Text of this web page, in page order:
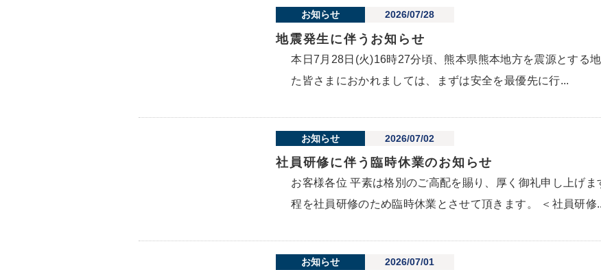
お知らせ 2026/07/28
地震発生に伴うお知らせ
本日7月28日(火)16時27分頃、熊本県熊本地方を震源とする
た皆さまにおかれましては、まずは安全を最優先に行...
お知らせ 2026/07/02
社員研修に伴う臨時休業のお知らせ
お客様各位 平素は格別のご高配を賜り、厚く御礼申し上げ
程を社員研修のため臨時休業とさせて頂きます。 ＜社員研修
お知らせ 2026/07/01